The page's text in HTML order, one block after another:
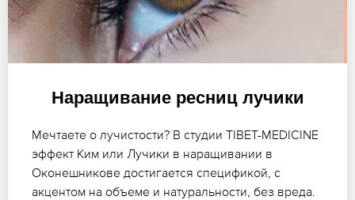
Наращивание ресниц лучики
Мечтаете о лучистости? В студии TIBET-MEDICINE
эффект Ким или Лучики в наращивании в
Оконешникове достигается спецификой, с
акцентом на объеме и натуральности, без вреда.